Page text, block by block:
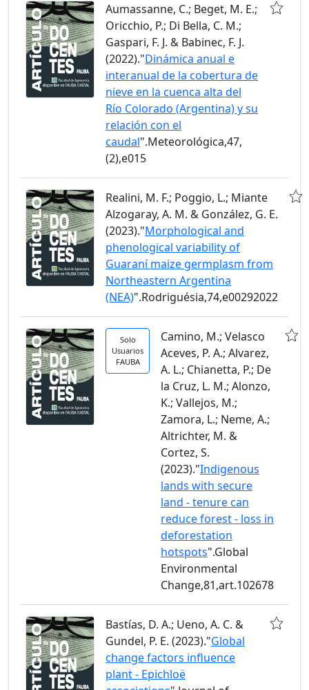
Aumassanne, C.; Beget, M. E.;
Oricchio, P.; Di Bella, C. M.;
Gaspari, F. J. & Babinec, F. J.
(2022)."Dinámica anual e
interanual de la cobertura de
nieve en la cuenca alta del
Río Colorado (Argentina) y su
relación con el
caudal".Meteorológica,47,
(2),e015
Realini, M. F.; Poggio, L.; Miante
Alzogaray, A. M. & González, G. E.
(2023)."Morphological and
phenological variability of
Guaraní maize germplasm from
Northeastern Argentina
(NEA)".Rodriguésia,74,e00292022
Solo
Usuarios
FAUBA
Camino, M.; Velasco
Aceves, P. A.; Alvarez,
A. L.; Chianetta, P.; De
la Cruz, L. M.; Alonzo,
K.; Vallejos, M.;
Zamora, L.; Neme, A.;
Altrichter, M. &
Cortez, S.
(2023)."Indigenous
lands with secure
land - tenure can
reduce forest - loss in
deforestation
hotspots".Global
Environmental
Change,81,art.102678
Bastías, D. A.; Ueno, A. C. &
Gundel, P. E. (2023)."Global
change factors influence
plant - Epichloë